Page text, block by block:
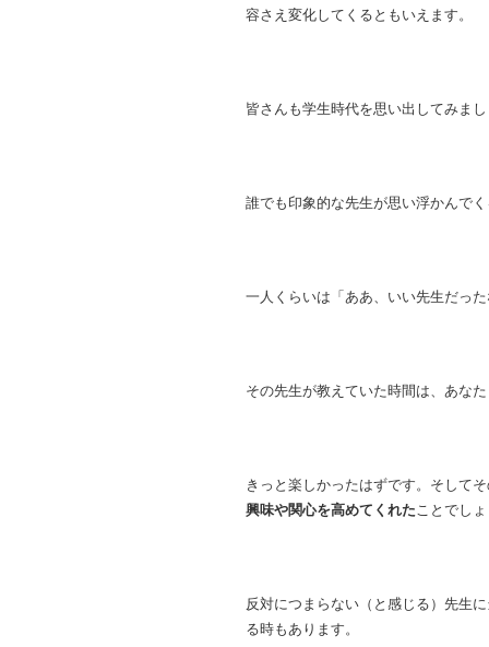
容さえ変化してくるともいえます。
皆さんも学生時代を思い出してみま
誰でも印象的な先生が思い浮かんで
一人くらいは「ああ、いい先生だっ
その先生が教えていた時間は、あな
きっと楽しかったはずです。そして
興味や関心を高めてくれたことでし
反対につまらない（と感じる）先生
る時もあります。